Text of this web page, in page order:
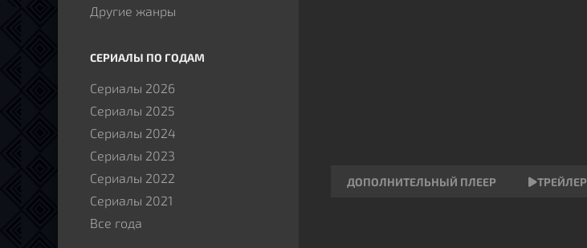
ДОПОЛНИТЕЛЬНЫЙ ПЛЕЕР ТРЕЙЛЕР
Другие жанры
СЕРИАЛЫ ПО ГОДАМ
Сериалы 2026
Сериалы 2025
Сериалы 2024
Сериалы 2023
Сериалы 2022
Сериалы 2021
Все года